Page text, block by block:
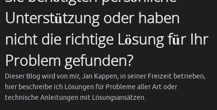
Unterstützung oder haben
nicht die richtige Lösung für Ihr
Problem gefunden?
Dieser Blog wird von mir, Jan Kappen, in seiner Freizeit betrieben,
hier beschreibe ich Lösungen für Probleme aller Art oder
technische Anleitungen mit Lösungsansätzen.